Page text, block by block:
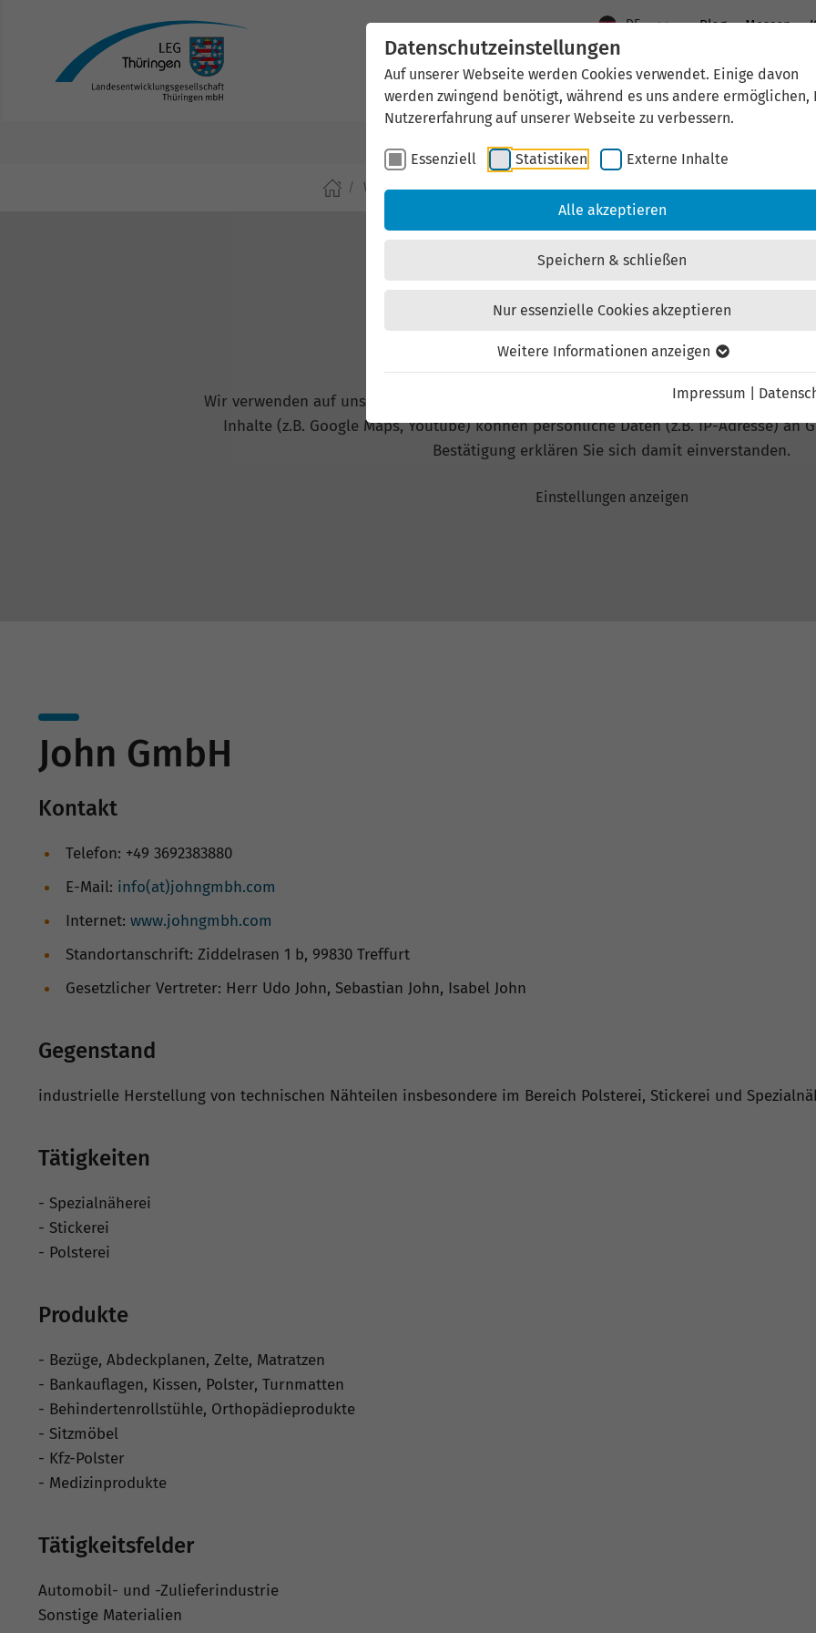
Datenschutzeinstellungen
Auf unserer Webseite werden Cookies verwendet. Einige davon
werden zwingend benötigt, während es uns andere ermöglichen,
Nutzererfahrung auf unserer Webseite zu verbessern.
Essenziell Statistiken Externe Inhalte
Alle akzeptieren
Speichern & schließen
Nur essenzielle Cookies akzeptieren
Weitere Informationen anzeigen
Impressum
DE Blog Messen
Aktuelles Standort Thüringen
Wirtschaftsförderung Investieren & Ansiedeln Unternehmen &
Externen Inhalt laden
Wir verwenden auf unserer Website externe Inhalte, um Ihnen zusätzliche
Inhalte (z.B. Google Maps, Youtube) können persönliche Daten (z.B. IP-Adresse) an
Bestätigung erklären Sie sich damit einverstanden.
Einstellungen anzeigen
John GmbH
Kontakt
Telefon: +49 3692383880
E-Mail: info(at)johngmbh.com
Internet: www.johngmbh.com
Standortanschrift: Ziddelrasen 1 b, 99830 Treffurt
Gesetzlicher Vertreter: Herr Udo John, Sebastian John, Isabel John
Gegenstand
industrielle Herstellung von technischen Nähteilen insbesondere im Bereich Polsterei, Stickerei und
Tätigkeiten
- Spezialnäherei
- Stickerei
- Polsterei
Produkte
- Bezüge, Abdeckplanen, Zelte, Matratzen
- Bankauflagen, Kissen, Polster, Turnmatten
- Behindertenrollstühle, Orthopädieprodukte
- Sitzmöbel
- Kfz-Polster
- Medizinprodukte
Tätigkeitsfelder
Automobil- und -Zulieferindustrie
Sonstige Materialien